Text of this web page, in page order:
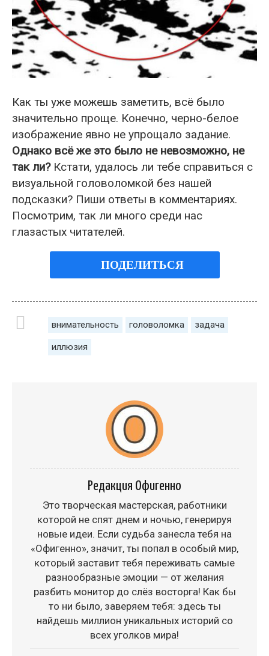
Как ты уже можешь заметить, всё было
значительно проще. Конечно, черно-белое
изображение явно не упрощало задание.
Однако всё же это было не невозможно, не
так ли?Кстати, удалось ли тебе справиться с
визуальной головоломкой без нашей
подсказки? Пиши ответы в комментариях.
Посмотрим, так ли много среди нас
глазастых читателей.
ПОДЕЛИТЬСЯ
внимательность головоломка задача
иллюзия
Редакция Офигенно
Это творческая мастерская, работники
которой не спят днем и ночью, генерируя
новые идеи. Если судьба занесла тебя на
«Офигенно», значит, ты попал в особый мир,
который заставит тебя переживать самые
разнообразные эмоции — от желания
разбить монитор до слёз восторга! Как бы
то ни было, заверяем тебя: здесь ты
найдешь миллион уникальных историй со
всех уголков мира!